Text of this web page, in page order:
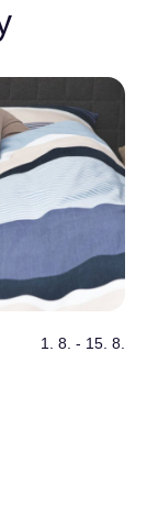
1. 8. - 15. 8.